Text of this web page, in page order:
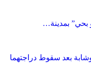
بحي” بمدينة…
بعد سقوط دراجتهما